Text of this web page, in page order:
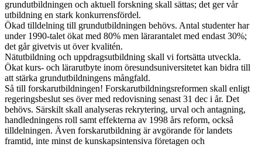
grundutbildningen och aktuell forskning skall sättas; det ger vår
utbildning en stark konkurrensfördel.
Ökad tilldelning till grundutbildningen behövs. Antal studenter har
under 1990-talet ökat med 80% men lärarantalet med endast 30%;
det går givetvis ut över kvalitén.
Nätutbildning och uppdragsutbildning skall vi fortsätta utveckla.
Ökat kurs- och lärarutbyte inom öresundsuniversitetet kan bidra till
att stärka grundutbildningens mångfald.
Så till forskarutbildningen! Forskarutbildningsreformen skall enligt
regeringsbeslut ses över med redovisning senast 31 dec i år. Det
behövs. Särskilt skall analyseras rekrytering, urval och antagning,
handledningens roll samt effekterna av 1998 års reform, också
tilldelningen. Även forskarutbildning är avgörande för landets
framtid, inte minst de kunskapsintensiva företagen och